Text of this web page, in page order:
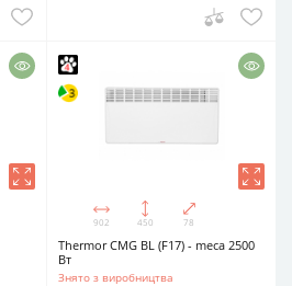
902 450 78
Thermor CMG BL (F17) - meca 2500
Вт
Знято з виробництва